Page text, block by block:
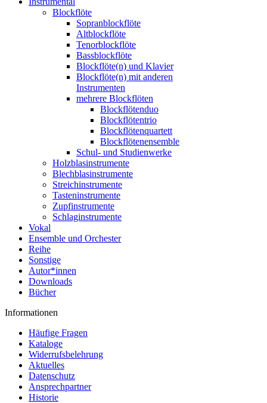
Blockflöte
Sopranblockflöte
Altblockflöte
Tenorblockflöte
Bassblockflöte
Blockflöte(n) und Klavier
Blockflöte(n) mit anderen
Instrumenten
mehrere Blockflöten
Blockflötenduo
Blockflötentrio
Blockflötenquartett
Blockflötenensemble
Schul- und Studienwerke
Holzblasinstrumente
Blechblasinstrumente
Streichinstrumente
Tasteninstrumente
Zupfinstrumente
Schlaginstrumente
Vokal
Ensemble und Orchester
Reihe
Sonstige
Autor*innen
Downloads
Bücher
Informationen
Häufige Fragen
Kataloge
Widerrufsbelehrung
Aktuelles
Datenschutz
Ansprechpartner
Historie